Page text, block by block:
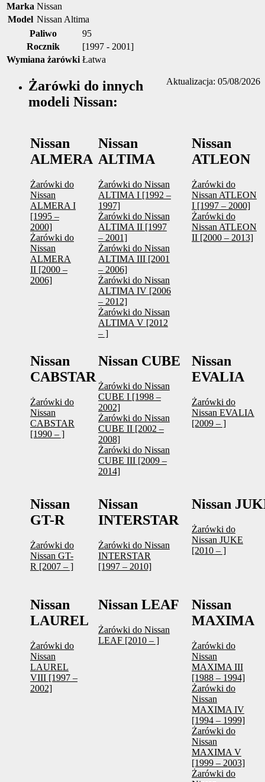
Marka Nissan
Model Nissan Altima
Paliwo
95
Rocznik
[1997 - 2001]
Wymiana żarówki Łatwa
Aktualizacja: 05/08/2026
Żarówki do innych
modeli Nissan:
Nissan
ALMERA
Żarówki do
Nissan
ALMERA I
[1995 –
2000]
Żarówki do
Nissan
ALMERA
II [2000 –
2006]
Nissan
ALTIMA
Żarówki do Nissan
ALTIMA I [1992 –
1997]
Żarówki do Nissan
ALTIMA II [1997
– 2001]
Żarówki do Nissan
ALTIMA III [2001
– 2006]
Żarówki do Nissan
ALTIMA IV [2006
– 2012]
Żarówki do Nissan
ALTIMA V [2012
– ]
Nissan
ATLEON
Żarówki do
Nissan ATLEON
I [1997 – 2000]
Żarówki do
Nissan ATLEON
II [2000 – 2013]
Nissan
CABSTAR
Żarówki do
Nissan
CABSTAR
[1990 – ]
Nissan CUBE
Żarówki do Nissan
CUBE I [1998 –
2002]
Żarówki do Nissan
CUBE II [2002 –
2008]
Żarówki do Nissan
CUBE III [2009 –
2014]
Nissan
EVALIA
Żarówki do
Nissan EVALIA
[2009 – ]
Nissan
GT-R
Żarówki do
Nissan GT-
R [2007 – ]
Nissan
INTERSTAR
Żarówki do Nissan
INTERSTAR
[1997 – 2010]
Nissan
Żarówki do
Nissan JUKE
[2010 – ]
Nissan
LAUREL
Żarówki do
Nissan
LAUREL
VIII [1997 –
2002]
Nissan LEAF
Żarówki do Nissan
LEAF [2010 – ]
Nissan
MAXIMA
Żarówki do
Nissan
MAXIMA III
[1988 – 1994]
Żarówki do
Nissan
MAXIMA IV
[1994 – 1999]
Żarówki do
Nissan
MAXIMA V
[1999 – 2003]
Żarówki do